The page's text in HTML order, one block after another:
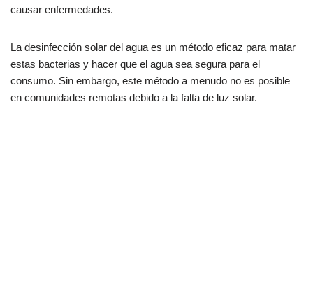
causar enfermedades.
La desinfección solar del agua es un método eficaz para matar
estas bacterias y hacer que el agua sea segura para el
consumo. Sin embargo, este método a menudo no es posible
en comunidades remotas debido a la falta de luz solar.